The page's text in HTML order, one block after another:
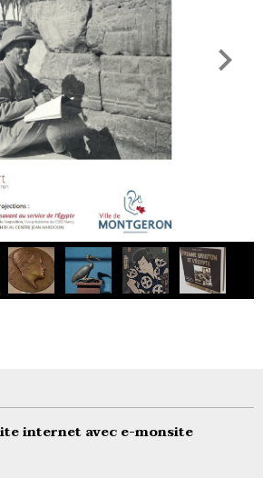
internet avec e-monsite